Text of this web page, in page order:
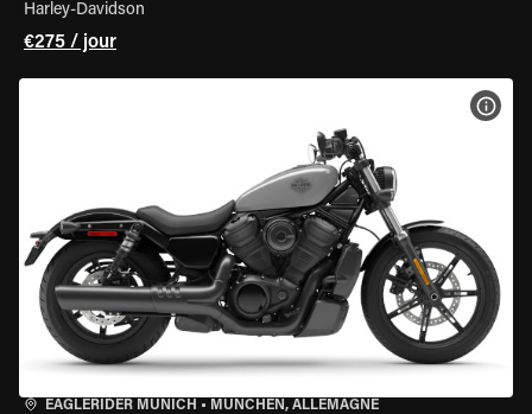
Harley-Davidson
€275 / jour
EAGLERIDER MUNICH • MÜNCHEN, ALLEMAGNE